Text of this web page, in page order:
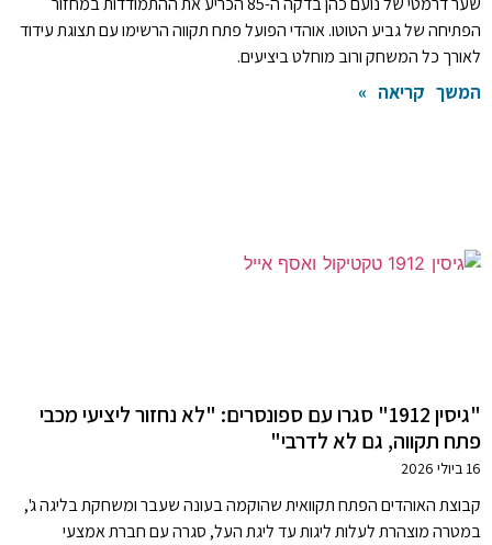
הפתיחה של גביע הטוטו. אוהדי הפועל פתח תקווה הרשימו עם תצוגת עידוד
לאורך כל המשחק ורוב מוחלט ביציעים.
המשך קריאה »
"גיסין 1912" סגרו עם ספונסרים: "לא נחזור ליציעי מכבי
פתח תקווה, גם לא לדרבי"
16 ביולי 2026
קבוצת האוהדים הפתח תקוואית שהוקמה בעונה שעבר ומשחקת בליגה ג',
במטרה מוצהרת לעלות ליגות עד ליגת העל, סגרה עם חברת אמצעי